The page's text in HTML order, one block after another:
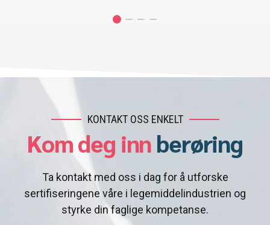
KONTAKT OSS ENKELT
Kom deg inn berøring
Ta kontakt med oss i dag for å utforske
sertifiseringene våre i legemiddelindustrien og
styrke din faglige kompetanse.